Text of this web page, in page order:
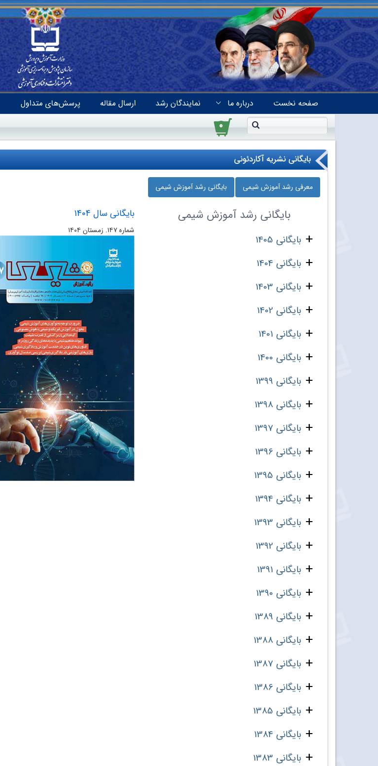
صفحه نخست درباره ما نمایندگان رشد ارسال مقاله پرسش‌های متداول
۰
بایگانی نشریه آکاردئونی
معرفی رشد آموزش شیمی بایگانی رشد آموزش شیمی
بایگانی رشد آموزش شیمی
بایگانی 1405
بایگانی 1404
بایگانی 1403
بایگانی 1402
بایگانی 1401
بایگانی 1400
بایگانی 1399
بایگانی 1398
بایگانی 1397
بایگانی 1396
بایگانی 1395
بایگانی 1394
بایگانی 1393
بایگانی 1392
بایگانی 1391
بایگانی 1390
بایگانی 1389
بایگانی 1388
بایگانی 1387
بایگانی 1386
بایگانی 1385
بایگانی 1384
بایگانی 1383
بایگانی سال 1404
شماره ۱۴۷. زمستان ۱۴۰۴